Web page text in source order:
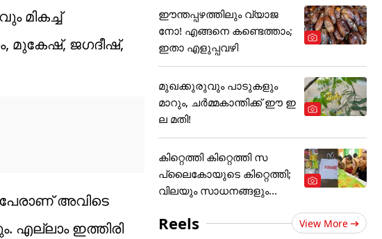
മികച്ച്
മുകേഷ്, ജഗദീഷ്,
അവിടെ
എല്ലാം ഇത്തിരി
ഈന്തപ്പഴത്തിലും വ്യാജ
നോ! എങ്ങനെ കണ്ടെത്താം;
ഇതാ എളുപ്പവഴി
മുഖക്കുരുവും പാടുകളും
മാറും, ചർമ്മകാന്തിക്ക് ഈ ഇ
ല മതി!
കിറ്റെത്തി കിറ്റെത്തി സ
പ്ലൈകോയുടെ കിറ്റെത്തി;
വിലയും സാധനങ്ങളും...
Reels View More